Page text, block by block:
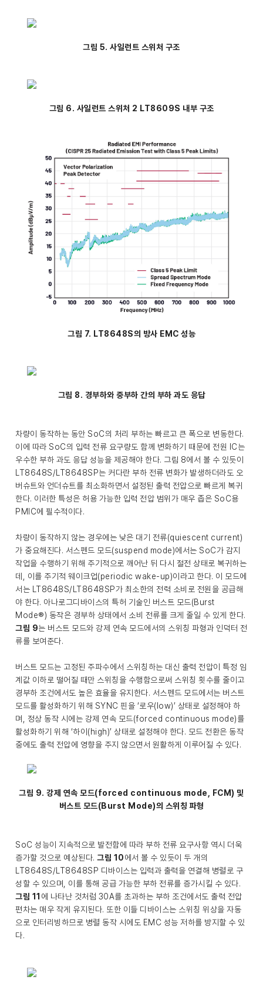
그림 5. 사일런트 스위처 구조
그림 6. 사일런트 스위처 2 LT8609S 내부 구조
그림 7. LT8648S의 방사 EMC 성능
그림 8. 경부하와 중부하 간의 부하 과도 응답
차량이 동작하는 동안 SoC의 처리 부하는 빠르고 큰 폭으로 변동한다.
이에 따라 SoC의 입력 전류 요구량도 함께 변화하기 때문에 전원 IC는
우수한 부하 과도 응답 성능을 제공해야 한다. 그림 8에서 볼 수 있듯이
LT8648S/LT8648SP는 커다란 부하 전류 변화가 발생하더라도 오
버슈트와 언더슈트를 최소화하면서 설정된 출력 전압으로 빠르게 복귀
한다. 이러한 특성은 허용 가능한 입력 전압 범위가 매우 좁은 SoC용
PMIC에 필수적이다.
차량이 동작하지 않는 경우에는 낮은 대기 전류(quiescent current)
가 중요해진다. 서스펜드 모드(suspend mode)에서는 SoC가 감지
작업을 수행하기 위해 주기적으로 깨어난 뒤 다시 절전 상태로 복귀하는
데, 이를 주기적 웨이크업(periodic wake-up)이라고 한다. 이 모드에
서는 LT8648S/LT8648SP가 최소한의 전력 소비로 전원을 공급해
야 한다. 아나로그디바이스의 특허 기술인 버스트 모드(Burst
Mode®) 동작은 경부하 상태에서 소비 전류를 크게 줄일 수 있게 한다.
그림 9는 버스트 모드와 강제 연속 모드에서의 스위칭 파형과 인덕터 전
류를 보여준다.
버스트 모드는 고정된 주파수에서 스위칭하는 대신 출력 전압이 특정 임
계값 이하로 떨어질 때만 스위칭을 수행함으로써 스위칭 횟수를 줄이고
경부하 조건에서도 높은 효율을 유지한다. 서스펜드 모드에서는 버스트
모드를 활성화하기 위해 SYNC 핀을 ‘로우(low)’ 상태로 설정해야 하
며, 정상 동작 시에는 강제 연속 모드(forced continuous mode)를
활성화하기 위해 ‘하이(high)’ 상태로 설정해야 한다. 모드 전환은 동작
중에도 출력 전압에 영향을 주지 않으면서 원활하게 이루어질 수 있다.
그림 9. 강제 연속 모드(forced continuous mode, FCM) 및
버스트 모드(Burst Mode)의 스위칭 파형
SoC 성능이 지속적으로 발전함에 따라 부하 전류 요구사항 역시 더욱
증가할 것으로 예상된다. 그림 10에서 볼 수 있듯이 두 개의
LT8648S/LT8648SP 디바이스는 입력과 출력을 연결해 병렬로 구
성할 수 있으며, 이를 통해 공급 가능한 부하 전류를 증가시킬 수 있다.
그림 11 에 나타난 것처럼 30A를 초과하는 부하 조건에서도 출력 전압
편차는 매우 작게 유지된다. 또한 이들 디바이스는 스위칭 위상을 자동
으로 인터리빙하므로 병렬 동작 시에도 EMC 성능 저하를 방지할 수 있
다.